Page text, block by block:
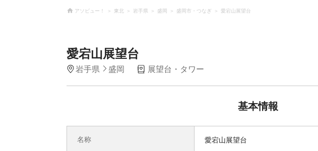
アソビュー！ 東北 岩手県 盛岡 盛岡市・つなぎ 愛宕山展望台
愛宕山展望台
岩手県 盛岡 展望台・タワー
基本情報
名称
愛宕山展望台